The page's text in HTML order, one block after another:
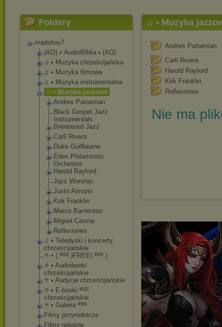
Foldery
madsboy7
(ΑΩ) • AudioBiblia • (ΑΩ)
♫ • Muzyka chrześcijańska
♫ • Muzyka filmowa
♫ • Muzyka instrumentalna
♫ • Muzyka jazzowa
Andres Partamian
Black Gospel Jazz
Instrumentals
Brentwood Jazz
Carli Rivera
Duke Guilllaume
Eden Philarmonic
Orchestra
Harold Rayford
Jazz Worship
Justo Almario
Kirk Franklin
Marco Barrientos
Miguel Casina
Reflexiones
♫ • Teledyski i koncerty
chrześcijańskie
♱ • (.ᶠᴿᴱᴱ.)FREE(.ᶠᴿᴱᴱ.)
♱ • Audiobooki
chrześcijańskie
♱ • Audycje chrześcijańskie
♱ • E-booki ᶠᴿᴱᴱ
chrześcijańskie
♱ • Galeria ᶠᴿᴱᴱ
Filmy przyrodnicze
Filmy religijne
♫ • Muzyka
Andres Partamian
Carli Rivera
Harold Rayford
Kirk Franklin
Reflexiones
Nie ma